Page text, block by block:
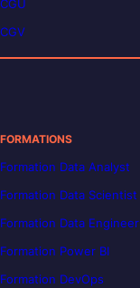
CGU
CGV
FORMATIONS
Formation Data Analyst
Formation Data Scientist
Formation Data Engineer
Formation Power BI
Formation DevOps